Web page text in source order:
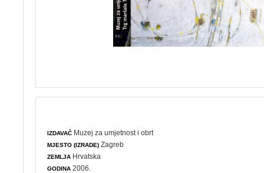
IZDAVAČ Muzej za umjetnost i obrt
MJESTO (IZRADE) Zagreb
ZEMLJA Hrvatska
GODINA 2006.